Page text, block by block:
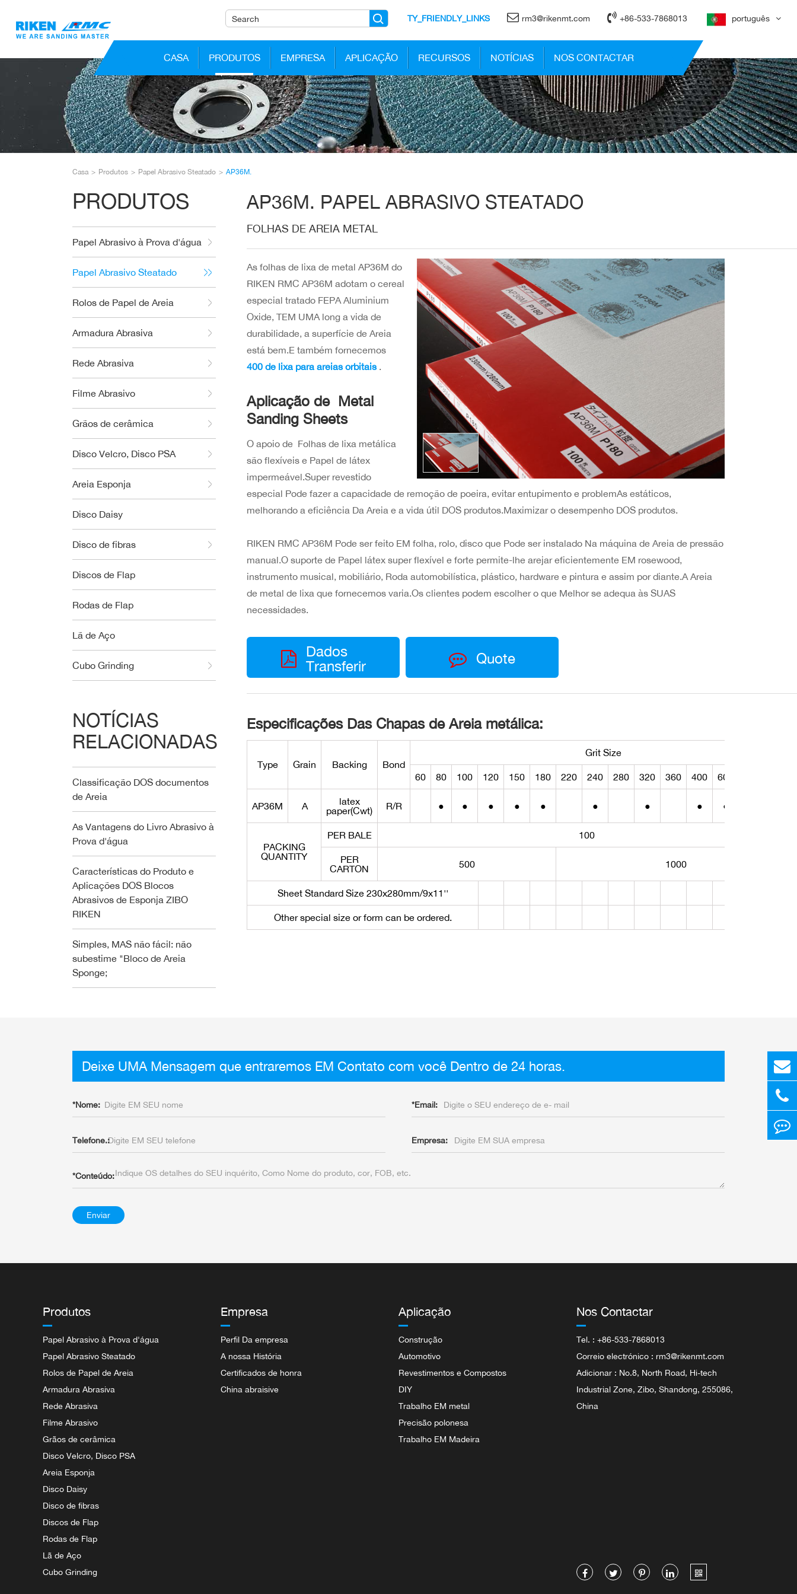
TY_FRIENDLY_LINKS rm3@rikenmt.com +86-533-7868013 português
CASA PRODUTOS EMPRESA APLICAÇÃO RECURSOS NOTÍCIAS NOS CONTACTAR
Casa Produtos Papel Abrasivo Steatado AP36M.
PRODUTOS
Papel Abrasivo à Prova d'água
Papel Abrasivo Steatado
Rolos de Papel de Areia
Armadura Abrasiva
Rede Abrasiva
Filme Abrasivo
Grãos de cerâmica
Disco Velcro, Disco PSA
Areia Esponja
Disco Daisy
Disco de fibras
Discos de Flap
Rodas de Flap
Lã de Aço
Cubo Grinding
NOTÍCIAS
RELACIONADAS
Classificação DOS documentos
de Areia
As Vantagens do Livro Abrasivo à
Prova d'água
Características do Produto e
Aplicações DOS Blocos
Abrasivos de Esponja ZIBO
RIKEN
Simples, MAS não fácil: não
subestime "Bloco de Areia
Sponge;
AP36M. PAPEL ABRASIVO STEATADO
FOLHAS DE AREIA METAL
As folhas de lixa de metal AP36M do
RIKEN RMC AP36M adotam o cereal
especial tratado FEPA Aluminium
Oxide, TEM UMA long a vida de
durabilidade, a superfície de Areia
está bem.E também fornecemos
400 de lixa para areias orbitais .
Aplicação de Metal
Sanding Sheets
O apoio de Folhas de lixa metálica
são flexíveis e Papel de látex
impermeável.Super revestido
especial Pode fazer a capacidade de remoção de poeira, evitar entupimento e problemAs estáticos,
melhorando a eficiência Da Areia e a vida útil DOS produtos.Maximizar o desempenho DOS produtos.
RIKEN RMC AP36M Pode ser feito EM folha, rolo, disco que Pode ser instalado Na máquina de Areia de pressão
manual.O suporte de Papel látex super flexível e forte permite-lhe arejar eficientemente EM rosewood,
instrumento musical, mobiliário, Roda automobilística, plástico, hardware e pintura e assim por diante.A Areia
de metal de lixa que fornecemos varia.Os clientes podem escolher o que Melhor se adequa às SUAS
necessidades.
Dados
Transferir
Quote
Especificações Das Chapas de Areia metálica:
Type Grain Backing Bond
Grit Size
60 80 100 120 150 180 220 240 280 320 360 400 600
AP36M A
latex
paper(Cwt)
R/R ● ● ● ● ● ● ● ● ●
PACKING
QUANTITY
PER BALE 100
PER
CARTON
500 1000
Sheet Standard Size 230x280mm/9x11''
Other special size or form can be ordered.
Deixe UMA Mensagem que entraremos EM Contato com você Dentro de 24 horas.
*Nome: *Email:
Telefone.: Empresa:
*Conteúdo:
Enviar
Produtos
Papel Abrasivo à Prova d'água
Papel Abrasivo Steatado
Rolos de Papel de Areia
Armadura Abrasiva
Rede Abrasiva
Filme Abrasivo
Grãos de cerâmica
Disco Velcro, Disco PSA
Areia Esponja
Disco Daisy
Disco de fibras
Discos de Flap
Rodas de Flap
Lã de Aço
Cubo Grinding
Empresa
Perfil Da empresa
A nossa História
Certificados de honra
China abraisive
Aplicação
Construção
Automotivo
Revestimentos e Compostos
DIY
Trabalho EM metal
Precisão polonesa
Trabalho EM Madeira
Nos Contactar
Tel. : +86-533-7868013
Correio electrónico : rm3@rikenmt.com
Adicionar : No.8, North Road, Hi-tech
Industrial Zone, Zibo, Shandong, 255086,
China